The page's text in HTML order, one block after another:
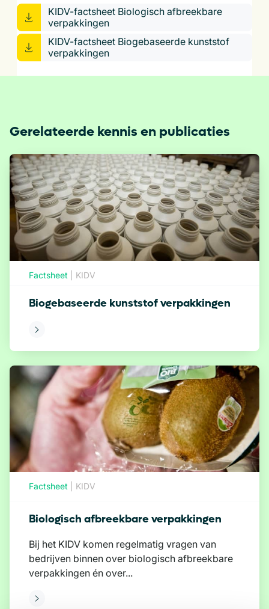
KIDV-factsheet Biologisch afbreekbare
verpakkingen
KIDV-factsheet Biogebaseerde kunststof
verpakkingen
Gerelateerde kennis en publicaties
Factsheet KIDV
Biogebaseerde kunststof verpakkingen
Factsheet KIDV
Biologisch afbreekbare verpakkingen
Bij het KIDV komen regelmatig vragen van
bedrijven binnen over biologisch afbreekbare
verpakkingen én over...